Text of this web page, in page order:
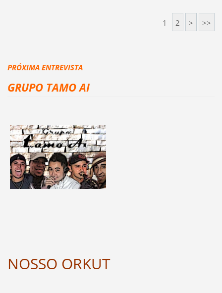
1 2 > >>
PRÓXIMA ENTREVISTA
GRUPO TAMO AI
NOSSO ORKUT